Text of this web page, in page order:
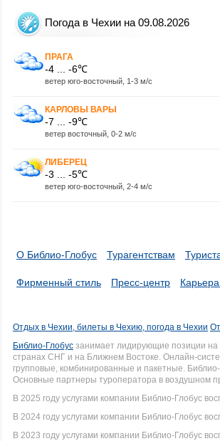
Погода в Чехии на 09.08.2026
ПРАГА
-4 ... -6℃
ветер юго-восточный, 1-3 м/с
КАРЛОВЫ ВАРЫ
-7 ... -9℃
ветер восточный, 0-2 м/с
ЛИБЕРЕЦ
-3 ... -5℃
ветер юго-восточный, 2-4 м/с
О Библио-Глобус Турагентствам
Фирменный стиль Пресс-центр
Отдых в Чехии, билеты в Чехию, погода в Чехии
Библио-Глобус занимает лидирующие позиции на
странах СНГ и на Ближнем Востоке. Онлайн-
групповые, комбинированные и пакетные.
Основные партнеры туроператора в воздушном
В 2025 году услугами компании Библио-Глобус
В 2024 году услугами компании Библио-Глобус
В 2023 году услугами компании Библио-Глобус